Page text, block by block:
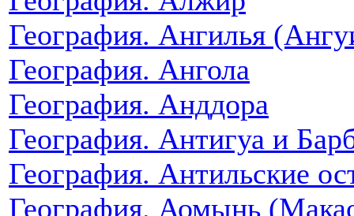
География. Ангилья
География. Ангола
География. Анддора
География. Антигуа и
География. Антильские
География. Аомынь